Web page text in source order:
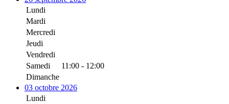
Lundi
Mardi
Mercredi
Jeudi
Vendredi
Samedi
11:00 - 12:00
Dimanche
03 octobre 2026
Lundi